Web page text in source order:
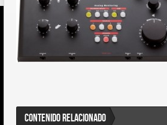
CONTENIDO RELACIONADO